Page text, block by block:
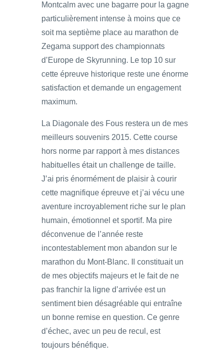
Montcalm avec une bagarre pour la gagne
particulièrement intense à moins que ce
soit ma septième place au marathon de
Zegama support des championnats
d’Europe de Skyrunning. Le top 10 sur
cette épreuve historique reste une énorme
satisfaction et demande un engagement
maximum.
La Diagonale des Fous restera un de mes
meilleurs souvenirs 2015. Cette course
hors norme par rapport à mes distances
habituelles était un challenge de taille.
J’ai pris énormément de plaisir à courir
cette magnifique épreuve et j’ai vécu une
aventure incroyablement riche sur le plan
humain, émotionnel et sportif. Ma pire
déconvenue de l’année reste
incontestablement mon abandon sur le
marathon du Mont-Blanc. Il constituait un
de mes objectifs majeurs et le fait de ne
pas franchir la ligne d’arrivée est un
sentiment bien désagréable qui entraîne
un bonne remise en question. Ce genre
d’échec, avec un peu de recul, est
toujours bénéfique.